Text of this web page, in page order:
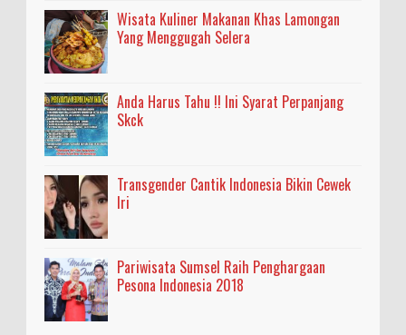
Wisata Kuliner Makanan Khas Lamongan
Yang Menggugah Selera
Anda Harus Tahu !! Ini Syarat Perpanjang
Skck
Transgender Cantik Indonesia Bikin Cewek
Iri
Pariwisata Sumsel Raih Penghargaan
Pesona Indonesia 2018